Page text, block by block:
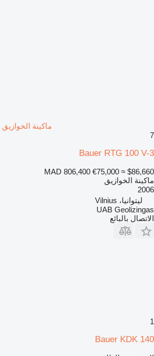
ماكينة الخوازيق Bauer RTG 100 V-3
7
Bauer RTG 100 V-3
MAD 806,400 €75,000 ≈ $86,660
ماكينة الخوازيق
2006
ليتوانيا، Vilnius
UAB Geolizingas
الاتصال بالبائع
1
Bauer KDK 140